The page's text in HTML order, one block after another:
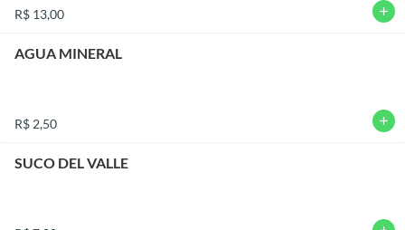
R$ 13,00 add
AGUA MINERAL
R$ 2,50 add
SUCO DEL VALLE